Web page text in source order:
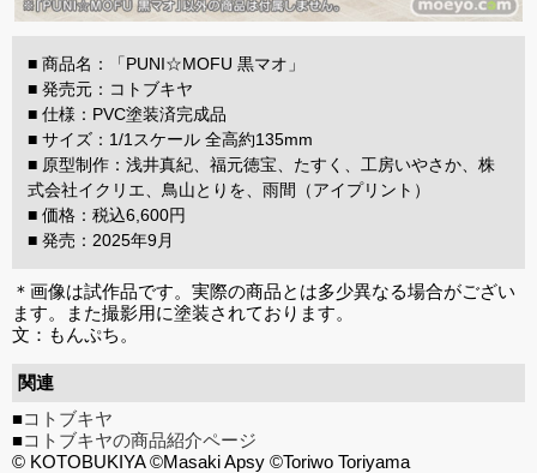
■ 商品名：「PUNI☆MOFU 黒マオ」
■ 発売元：コトブキヤ
■ 仕様：PVC塗装済完成品
■ サイズ：1/1スケール 全高約135mm
■ 原型制作：浅井真紀、福元徳宝、たすく、工房いやさか、株
式会社イクリエ、鳥山とりを、雨間（アイプリント）
■ 価格：税込6,600円
■ 発売：2025年9月
＊画像は試作品です。実際の商品とは多少異なる場合がござい
ます。また撮影用に塗装されております。
文：もんぷち。
関連
■コトブキヤ
■コトブキヤの商品紹介ページ
© KOTOBUKIYA ©Masaki Apsy ©Toriwo Toriyama